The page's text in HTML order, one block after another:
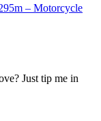
– Motorcycle
Just tip me in